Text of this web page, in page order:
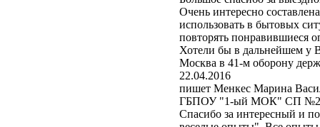
Очень интересно
использовать в бытовых
повторять понравившиеся
Хотели бы в дальнейшем у
Москва в 41-м оборону
22.04.2016
пишет Менкес Марина
ГБПОУ "1-ый МОК" СП
Спасибо за интересный и